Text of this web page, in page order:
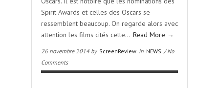
Spirit Awards et celles des Oscars se
ressemblent beaucoup. On regarde alors avec
attention les films cités cette… Read More →
26 novembre 2014 by ScreenReview in NEWS / No
Comments